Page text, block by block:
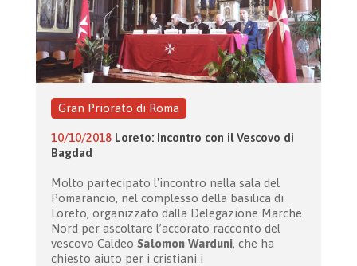
Gran Priorato di Roma
10/10/2018 Loreto: Incontro con il Vescovo di
Bagdad
Molto partecipato l'incontro nella sala del
Pomarancio, nel complesso della basilica di
Loreto, organizzato dalla Delegazione Marche
Nord per ascoltare l’accorato racconto del
vescovo Caldeo Salomon Warduni, che ha
chiesto aiuto per i cristiani i